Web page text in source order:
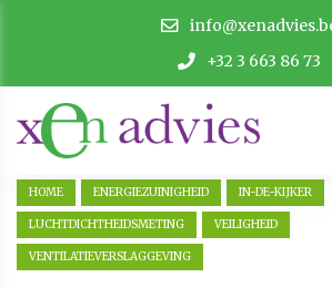
+32 3 663 86 73
HOME ENERGIEZUINIGHEID IN-DE-KIJKER
LUCHTDICHTHEIDSMETING VEILIGHEID
VENTILATIEVERSLAGGEVING